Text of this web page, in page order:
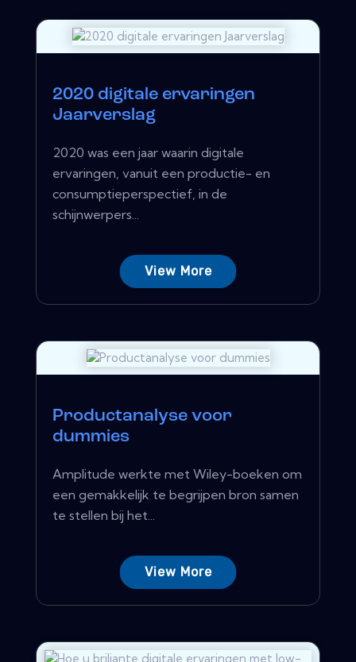
2020 digitale ervaringen
Jaarverslag
2020 was een jaar waarin digitale
ervaringen, vanuit een productie- en
consumptieperspectief, in de
schijnwerpers...
View More
Productanalyse voor
dummies
Amplitude werkte met Wiley-boeken om
een ​​gemakkelijk te begrijpen bron samen
te stellen bij het...
View More